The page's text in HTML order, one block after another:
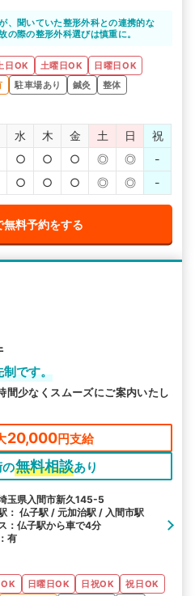
、聞いていた整形外科との連携的な
の際の整形外科選びは慎重に。
日OK 土曜日OK
日曜日OK
駐車場あり 鍼灸
整体
水 木 金 土 日
祝
○ ○ ○ ◎ ◎
-
○ ○ ○ ◎ ◎ -
無料予約をする
制です。
間少なくスムーズにご案内いたし
20,000円支給
無料相談あり
玉県入間市新久145-5
： 仏子駅 / 元加治駅 / 入間市駅
：仏子駅から車で4分
有
日曜日OK 日祝OK
祝日OK